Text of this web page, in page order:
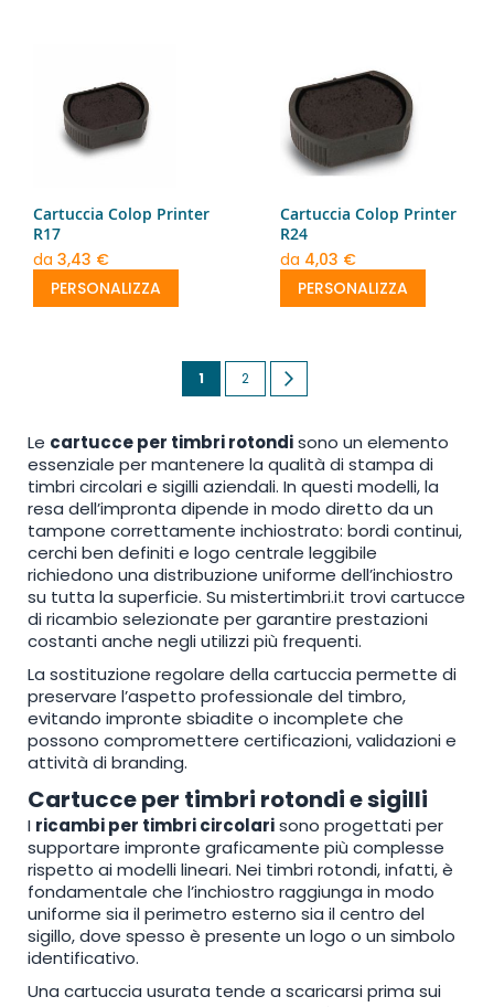
Cartuccia Colop Printer
R17
da 3,43 €
PERSONALIZZA
Cartuccia Colop Printer
R24
da 4,03 €
PERSONALIZZA
Pagina
Attualmente
leggendo
la
pagina
1 Pagina
2
Le cartucce per timbri rotondisono un elemento
essenziale per mantenere la qualità di stampa di
timbri circolari e sigilli aziendali. In questi modelli, la
resa dell’impronta dipende in modo diretto da un
tampone correttamente inchiostrato: bordi continui,
cerchi ben definiti e logo centrale leggibile
richiedono una distribuzione uniforme dell’inchiostro
su tutta la superficie. Su mistertimbri.it trovi cartucce
di ricambio selezionate per garantire prestazioni
costanti anche negli utilizzi più frequenti.
La sostituzione regolare della cartuccia permette di
preservare l’aspetto professionale del timbro,
evitando impronte sbiadite o incomplete che
possono compromettere certificazioni, validazioni e
attività di branding.
Cartucce per timbri rotondi e sigilli
I ricambi per timbri circolarisono progettati per
supportare impronte graficamente più complesse
rispetto ai modelli lineari. Nei timbri rotondi, infatti, è
fondamentale che l’inchiostro raggiunga in modo
uniforme sia il perimetro esterno sia il centro del
sigillo, dove spesso è presente un logo o un simbolo
identificativo.
Una cartuccia usurata tende a scaricarsi prima sui